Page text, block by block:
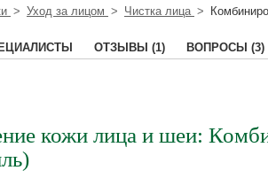
Уход за лицом Чистка лица
ОТЗЫВЫ (1) ВОПРОСЫ (3)
кожи лица и шеи: